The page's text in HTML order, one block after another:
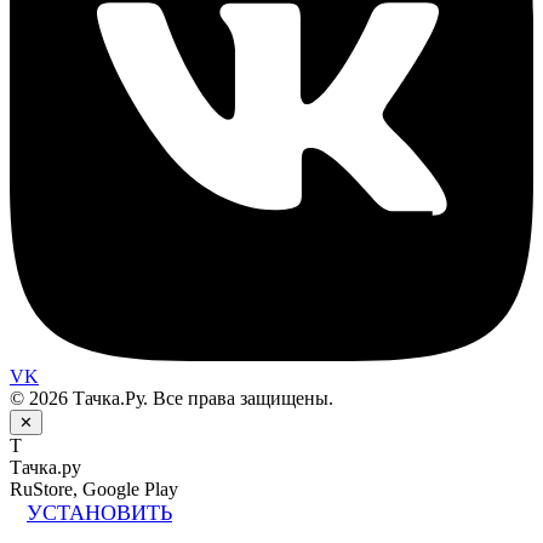
VK
© 2026 Тачка.Ру. Все права защищены.
✕
Т
Тачка.ру
RuStore, Google Play
УСТАНОВИТЬ